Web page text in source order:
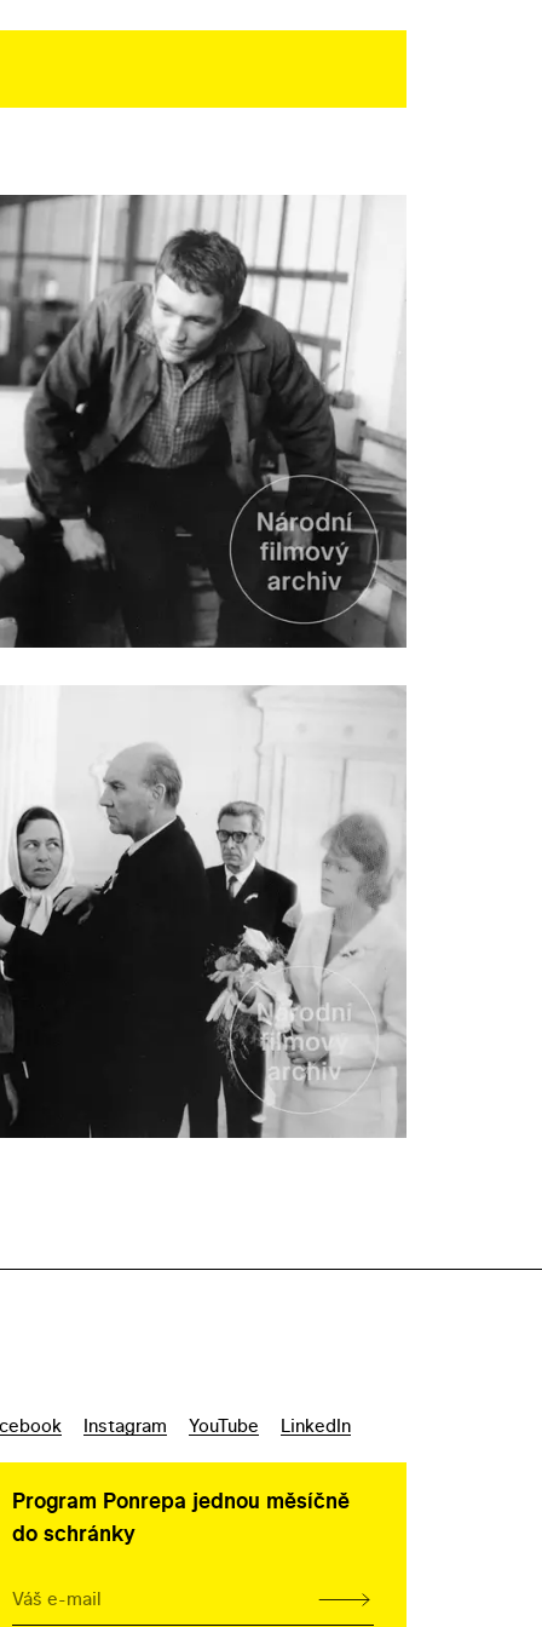
Instagram YouTube LinkedIn
Program Ponrepa jednou měsíčně
do schránky